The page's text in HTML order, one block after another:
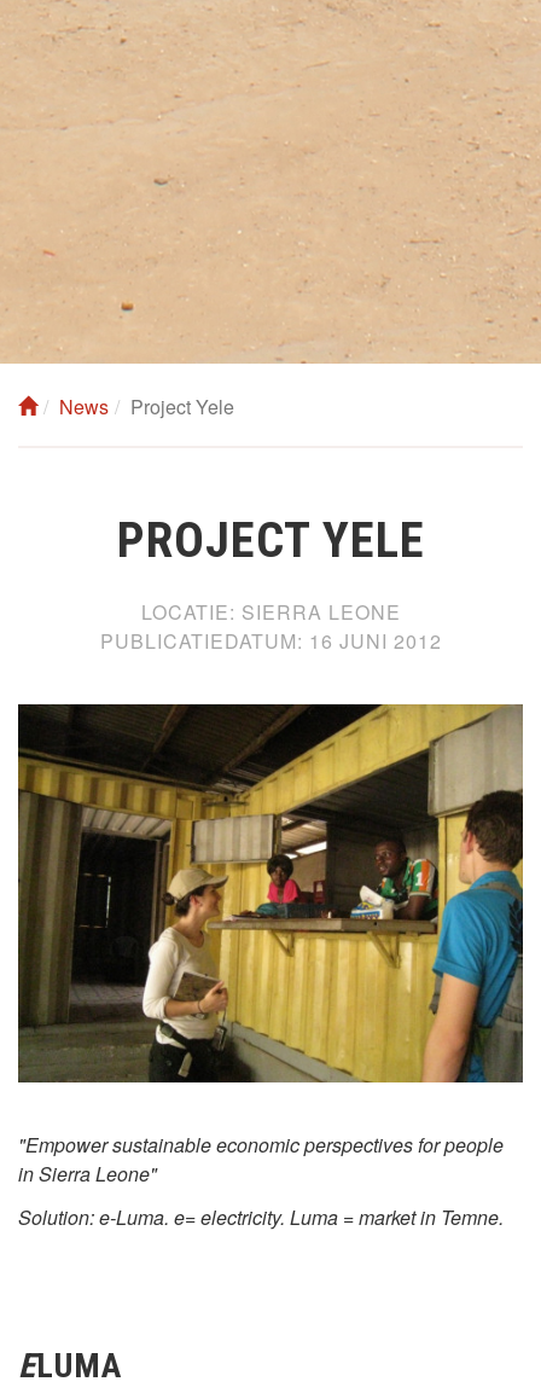
News Project Yele
PROJECT YELE
LOCATIE: SIERRA LEONE
PUBLICATIEDATUM: 16 JUNI 2012
"Empower sustainable economic perspectives for people
in Sierra Leone"
Solution: e-Luma. e= electricity. Luma = market in Temne.
ELUMA